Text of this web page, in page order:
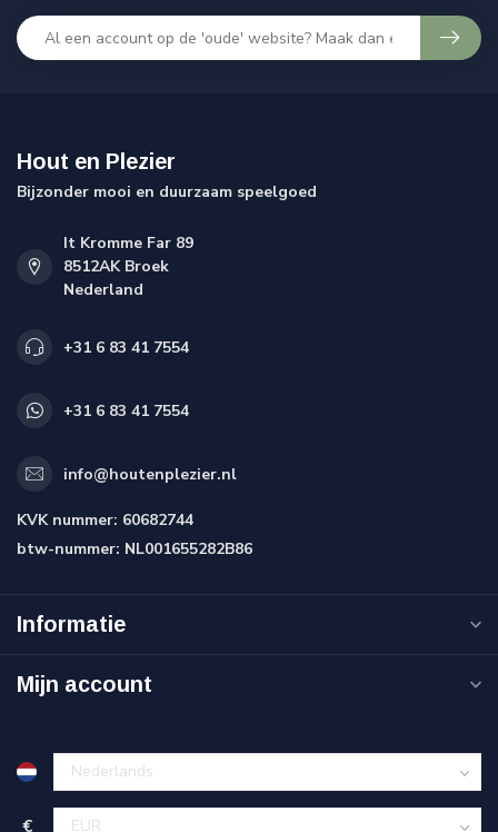
Hout en Plezier
Bijzonder mooi en duurzaam speelgoed
It Kromme Far 89
8512AK Broek
Nederland
+31 6 83 41 7554
+31 6 83 41 7554
info@houtenplezier.nl
KVK nummer: 60682744
btw-nummer: NL001655282B86
Informatie
Mijn account
€